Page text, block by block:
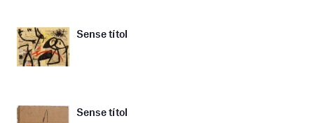
Sense títol
Sense títol